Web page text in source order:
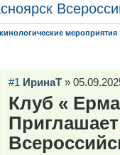
мероприятия
#1 ИринаТ»
Клуб «